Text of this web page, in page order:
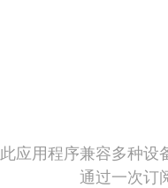
此应用程序兼容多种设
通过一次订